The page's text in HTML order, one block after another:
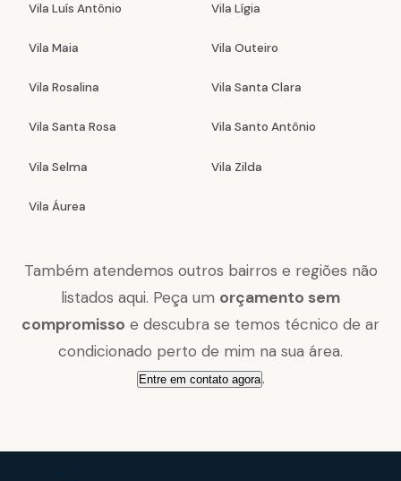
Vila Luís Antônio Vila Lígia
Vila Maia Vila Outeiro
Vila Rosalina Vila Santa Clara
Vila Santa Rosa Vila Santo Antônio
Vila Selma Vila Zilda
Vila Áurea
Também atendemos outros bairros e regiões não
listados aqui. Peça um orçamento sem
compromisso e descubra se temos técnico de ar
condicionado perto de mim na sua área.
Entre em contato agora.